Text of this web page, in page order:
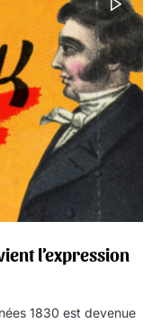
l’expression
1830 est devenue